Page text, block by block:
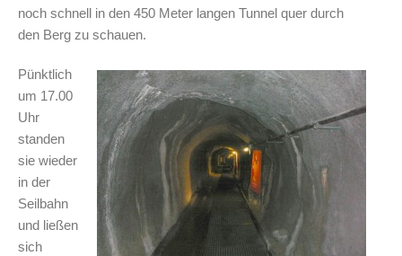
noch schnell in den 450 Meter langen Tunnel quer durch
den Berg zu schauen.
Pünktlich
um 17.00
Uhr
standen
sie wieder
in der
Seilbahn
und ließen
sich